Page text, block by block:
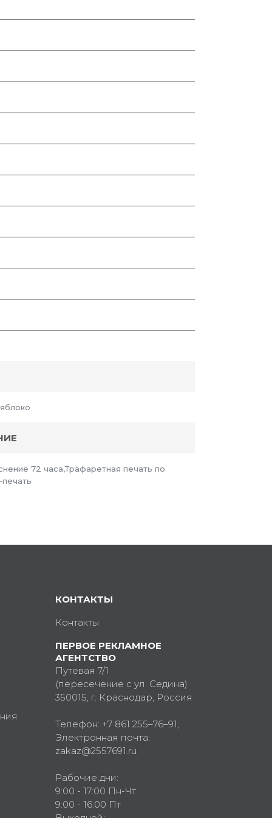
72 часа,Трафаретная печать по
КОНТАКТЫ
Контакты
ПЕРВОЕ РЕКЛАМНОЕ
АГЕНТСТВО
Путевая 7/1
(пересечение с ул. Седина)
350015, г. Краснодар, Россия
Телефон: +7 861 255–76–91,
Электронная почта:
zakaz@2557691.ru
Рабочие дни:
9:00 - 17:00 Пн-Чт
9:00 - 16:00 Пт